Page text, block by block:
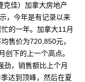
克佳）加拿大房地产
，今年是有记录以来
的一年。加拿大11月
售价为720,850元，
创下的上一个高点。
劲，销售额比上个月
达到顶峰，然后在夏